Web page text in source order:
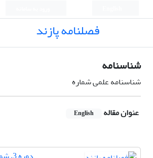
فصلنامه پازند
شناسنامه
شناسنامه علمی شماره
عنوان مقاله English